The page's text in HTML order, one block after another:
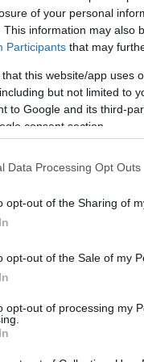
of your personal
This information may also
Participants that may
this website/app uses
but not limited to
to Google and its third-
consent section.
Data Processing Opt Outs
opt-out of the Sharing of
opt-out of the Sale of my
opt-out of processing my